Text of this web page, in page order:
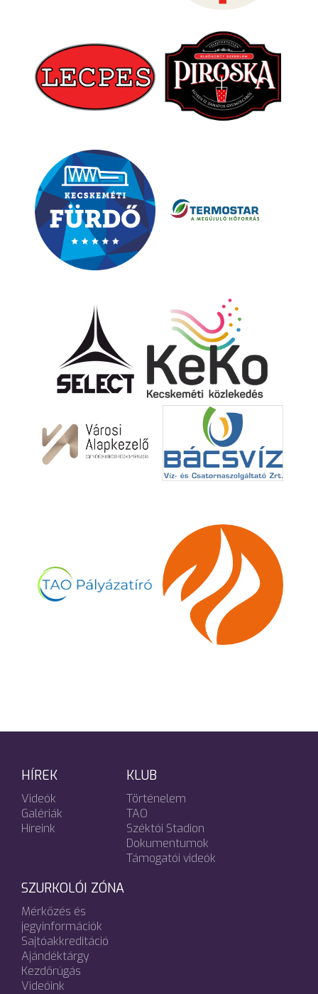
HÍREK
Videók
Galériák
Híreink
KLUB
Történelem
TAO
Széktói Stadion
Dokumentumok
Támogatói videók
SZURKOLÓI ZÓNA
Mérkőzés és
jegyinformációk
Sajtóakkreditáció
Ajándéktárgy
Kezdőrúgás
Videóink